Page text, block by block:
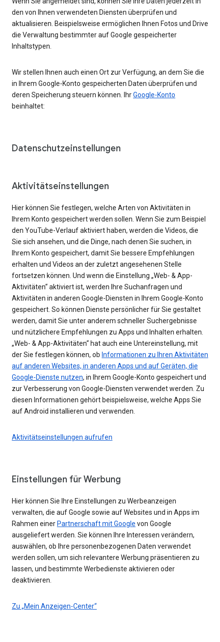
den von Ihnen verwendeten Diensten überprüfen und
aktualisieren. Beispielsweise ermöglichen Ihnen Fotos und Drive
die Verwaltung bestimmter auf Google gespeicherter
Inhaltstypen.
Wir stellen Ihnen auch einen Ort zur Verfügung, an dem Sie die
in Ihrem Google-Konto gespeicherten Daten überprüfen und
deren Speicherung steuern können. IhrGoogle-Konto
beinhaltet:
Datenschutzeinstellungen
Aktivitätseinstellungen
Hier können Sie festlegen, welche Arten von Aktivitäten in
Ihrem Konto gespeichert werden sollen. Wenn Sie zum Beispiel
den YouTube-Verlauf aktiviert haben, werden die Videos, die
Sie sich ansehen, und die Dinge, nach denen Sie suchen, in
Ihrem Konto gespeichert, damit Sie bessere Empfehlungen
erhalten und Videos an der zuletzt angesehenen Stelle
fortsetzen können. Und wenn die Einstellung „Web- & App-
Aktivitäten“ aktiviert ist, werden Ihre Suchanfragen und
Aktivitäten in anderen Google-Diensten in Ihrem Google-Konto
gespeichert. So können Dienste persönlicher für Sie gestaltet
werden, damit Sie unter anderem schneller Suchergebnisse
und nützlichere Empfehlungen zu Apps und Inhalten erhalten.
„Web- & App-Aktivitäten“ hat auch eine Untereinstellung, mit
der Sie festlegen können, ob Informationen zu Ihren Aktivitäten
auf anderen Websites, in anderen Apps und auf Geräten, die
Google-Dienste nutzen, in Ihrem Google-Konto gespeichert und
zur Verbesserung von Google-Diensten verwendet werden. Zu
diesen Informationen gehört beispielsweise, welche Apps Sie
auf Android installieren und verwenden.
Aktivitätseinstellungen aufrufen
Einstellungen für Werbung
Hier können Sie Ihre Einstellungen zu Werbeanzeigen
verwalten, die auf Google sowie auf Websites und in Apps im
Rahmen einer Partnerschaft mit Google von Google
ausgeliefert werden. Sie können Ihre Interessen verändern,
auswählen, ob Ihre personenbezogenen Daten verwendet
werden sollen, um sich relevantere Werbung präsentieren zu
lassen, und bestimmte Werbedienste aktivieren oder
deaktivieren.
Zu „Mein Anzeigen-Center“